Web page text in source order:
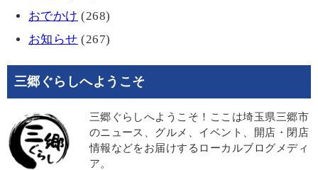
おでかけ (268)
お知らせ (267)
三郷ぐらしへようこそ
三郷ぐらしへようこそ！ここは埼玉県三郷市
のニュース、グルメ、イベント、開店・閉店
情報などをお届けするローカルブログメディ
ア。